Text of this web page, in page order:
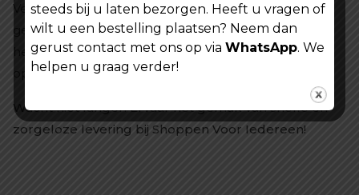
Verhoog je zichtbaarheid, verbeter je veiligheid en
geniet met een gerust hart van elke fietstocht met
het Achterlicht Ouxi V8 - jouw betrouwbare partner
op de weg.
Wacht niet langer! Ervaar het gemak van snelle en
zorgeloze levering bij Shoppen Voor Iedereen!
steeds bij u laten bezorgen. Heeft u vragen of
wilt u een bestelling plaatsen? Neem dan
gerust contact met ons op via WhatsApp. We
helpen u graag verder!